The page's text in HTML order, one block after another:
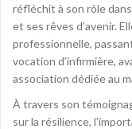
réfléchit à son rôle
et ses rêves d’avenir.
professionnelle,
vocation d’infirmière,
association dédiée au
À travers son
sur la résilience,